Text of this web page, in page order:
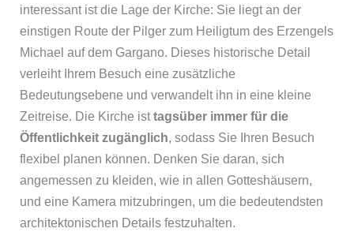
interessant ist die Lage der Kirche: Sie liegt an der
einstigen Route der Pilger zum Heiligtum des Erzengels
Michael auf dem Gargano. Dieses historische Detail
verleiht Ihrem Besuch eine zusätzliche
Bedeutungsebene und verwandelt ihn in eine kleine
Zeitreise. Die Kirche isttagsüber immer für die
Öffentlichkeit zugänglich, sodass Sie Ihren Besuch
flexibel planen können. Denken Sie daran, sich
angemessen zu kleiden, wie in allen Gotteshäusern,
und eine Kamera mitzubringen, um die bedeutendsten
architektonischen Details festzuhalten.